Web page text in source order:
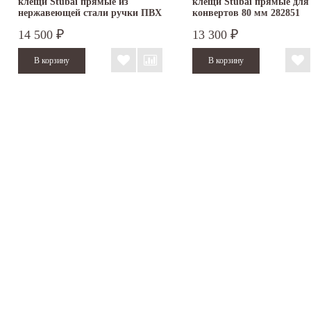
нержавеющей стали ручки ПВХ
14 500 ₽
конвертов 80 мм 282851
13 300 ₽